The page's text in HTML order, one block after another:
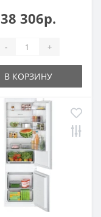
38 306р.
- +
В КОРЗИНУ